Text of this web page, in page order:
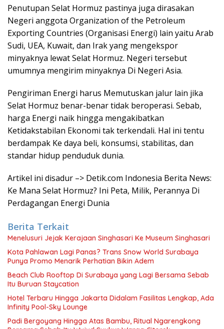
Penutupan Selat Hormuz pastinya juga dirasakan
Negeri anggota Organization of the Petroleum
Exporting Countries (Organisasi Energi) lain yaitu Arab
Sudi, UEA, Kuwait, dan Irak yang mengekspor
minyaknya lewat Selat Hormuz. Negeri tersebut
umumnya mengirim minyaknya Di Negeri Asia.
Pengiriman Energi harus Memutuskan jalur lain jika
Selat Hormuz benar-benar tidak beroperasi. Sebab,
harga Energi naik hingga mengakibatkan
Ketidakstabilan Ekonomi tak terkendali. Hal ini tentu
berdampak Ke daya beli, konsumsi, stabilitas, dan
standar hidup penduduk dunia.
Artikel ini disadur –> Detik.com Indonesia Berita News:
Ke Mana Selat Hormuz? Ini Peta, Milik, Perannya Di
Perdagangan Energi Dunia
Berita Terkait
Menelusuri Jejak Kerajaan Singhasari Ke Museum Singhasari
Kota Pahlawan Lagi Panas? Trans Snow World Surabaya
Punya Promo Menarik Perhatian Bikin Adem
Beach Club Rooftop Di Surabaya yang Lagi Bersama Sebab
Itu Buruan Staycation
Hotel Terbaru Hingga Jakarta Didalam Fasilitas Lengkap, Ada
Infinity Pool-Sky Lounge
Padi Bergoyang Hingga Atas Bambu, Ritual Ngarengkong